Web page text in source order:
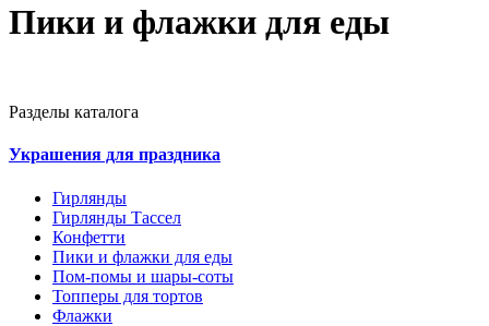
Пики и флажки для еды
Разделы каталога
Украшения для праздника
Гирлянды
Гирлянды Тассел
Конфетти
Пики и флажки для еды
Пом-помы и шары-соты
Топперы для тортов
Флажки